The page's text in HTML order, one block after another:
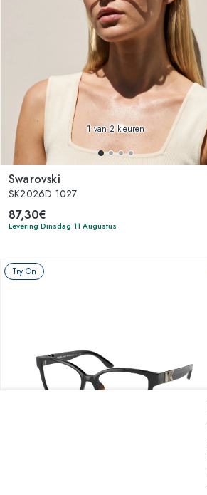
1van 2 kleuren
Swarovski
SK2026D 1027
87,30€
Levering Dinsdag 11 Augustus
Try On